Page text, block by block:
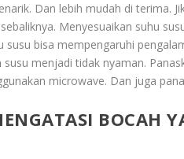
Dan lebih mudah di terima.
Menyesuaikan suhu
susu bisa mempengaruhi
menjadi tidak nyaman.
microwave. Dan juga
BOCAH